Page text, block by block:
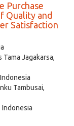
Purchase
Quality and
Satisfaction
Tama Jagakarsa,
Tambusai,
Indonesia